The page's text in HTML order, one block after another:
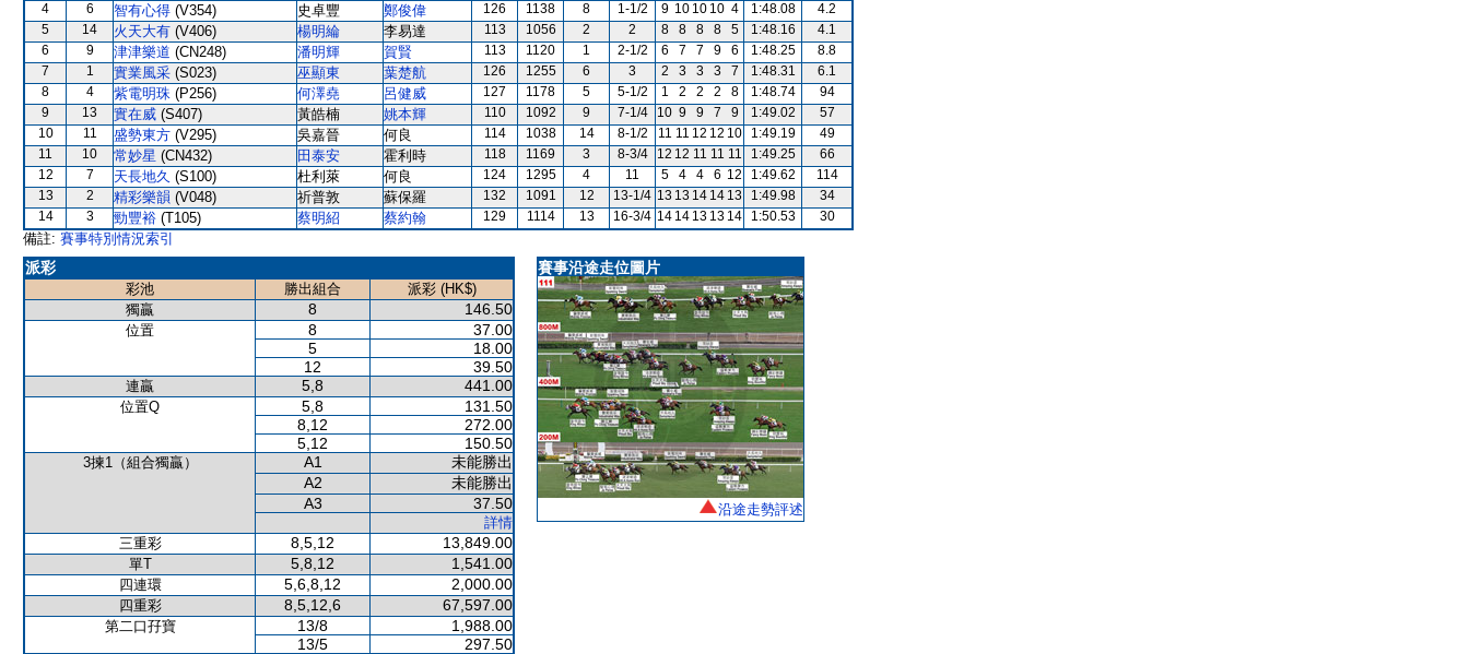
4
6 智有心得 (V354) 史卓豐 鄭俊偉 126 1138 8 1-1/2 9 10 10 10 4 1:48.08
4.2
5
14 火天大有 (V406) 楊明綸 李易達 113 1056 2 2 8 8 8 8 5 1:48.16
4.1
6
9 津津樂道 (CN248) 潘明輝 賀賢 113 1120 1 2-1/2 6 7 7 9 6 1:48.25
8.8
7
1 實業風采 (S023) 巫顯東 葉楚航 126 1255 6 3 2 3 3 3 7 1:48.31
6.1
8
4 紫電明珠 (P256) 何澤堯 呂健威 127 1178 5 5-1/2 1 2 2 2 8 1:48.74
94
9
13 實在威 (S407) 黃皓楠 姚本輝 110 1092 9 7-1/4 10 9 9 7 9 1:49.02
57
10
11 盛勢東方 (V295) 吳嘉晉 何良 114 1038 14 8-1/2 11 11 12 12 10 1:49.19
49
11
10 常妙星 (CN432) 田泰安 霍利時 118 1169 3 8-3/4 12 12 11 11 11 1:49.25
66
12
7 天長地久 (S100) 杜利萊 何良 124 1295 4 11 5 4 4 6 12 1:49.62
114
13
2 精彩樂韻 (V048) 祈普敦 蘇保羅 132 1091 12 13-1/4 13 13 14 14 13 1:49.98
34
14
3 勁豐裕 (T105) 蔡明紹 蔡約翰 129 1114 13 16-3/4 14 14 13 13 14 1:50.53 30
備註: 賽事特別情況索引
派彩
彩池 勝出組合
派彩 (HK$)
獨贏
8 146.50
位置 8
37.00
5
18.00
12
39.50
連贏 5,8 441.00
位置Q 5,8
131.50
8,12
272.00
5,12
150.50
3揀1（組合獨贏） A1
未能勝出
A2
未能勝出
A3
37.50
詳情
三重彩
8,5,12 13,849.00
單T 5,8,12 1,541.00
四連環 5,6,8,12 2,000.00
四重彩 8,5,12,6 67,597.00
第二口孖寶 13/8
1,988.00
13/5
297.50
賽事沿途走位圖片
沿途走勢評述